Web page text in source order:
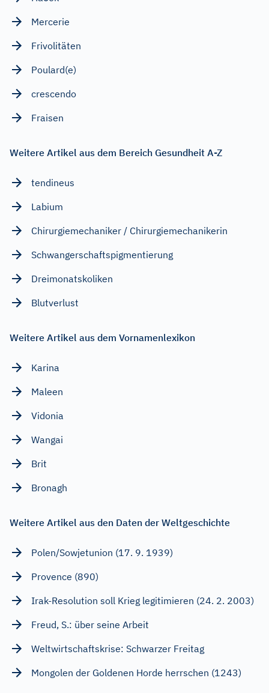
Mercerie
Frivolitäten
Poulard(e)
crescendo
Fraisen
Weitere Artikel aus dem Bereich Gesundheit A-Z
tendineus
Labium
Chirurgiemechaniker / Chirurgiemechanikerin
Schwangerschaftspigmentierung
Dreimonatskoliken
Blutverlust
Weitere Artikel aus dem Vornamenlexikon
Karina
Maleen
Vidonia
Wangai
Brit
Bronagh
Weitere Artikel aus den Daten der Weltgeschichte
Polen/Sowjetunion (17. 9. 1939)
Provence (890)
Irak-Resolution soll Krieg legitimieren (24. 2. 2003)
Freud, S.: über seine Arbeit
Weltwirtschaftskrise: Schwarzer Freitag
Mongolen der Goldenen Horde herrschen (1243)